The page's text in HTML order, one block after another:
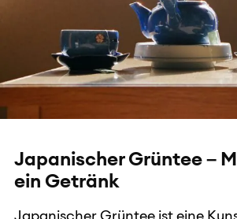
Japanischer Grüntee –
ein Getränk
Japanischer Grüntee ist eine